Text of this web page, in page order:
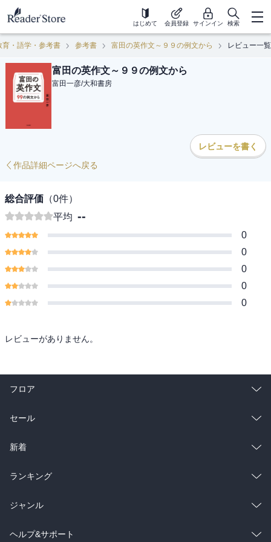
はじめて 会員登録 サインイン 検索
育・語学・参考書 参考書 富田の英作文～９９の例文から レビュー一覧
富田の英作文～９９の例文から
富田一彦/大和書房
レビューを書く
作品詳細ページへ戻る
総合評価 （0件）
平均 --
0
0
0
0
0
レビューがありません。
フロア
総合
ラノベ
雑誌・グラビア
BL・TL
セール
総合
ラノベ
雑誌・グラビア
BL・TL
新着
総合
ラノベ
雑誌・グラビア
ランキング
総合
ラノベ
ジャンル
コミック
ヘルプ&サポート